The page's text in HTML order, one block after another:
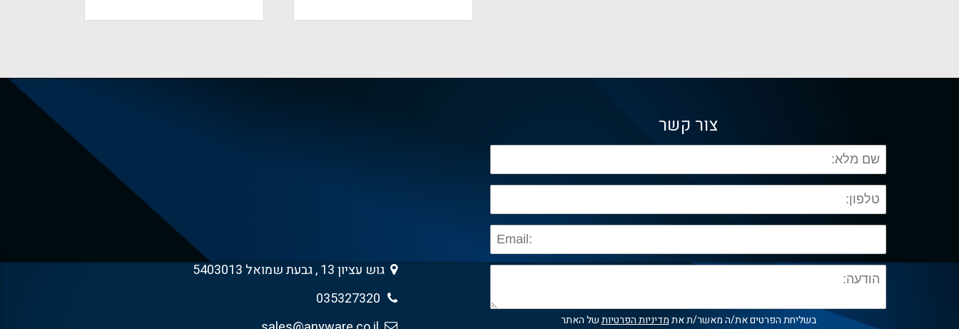
צור קשר
בשליחת הפרטים את/ה מאשר/ת אתמדיניות הפרטיותשל האתר
גוש עציון 13 , גבעת שמואל 5403013
035327320